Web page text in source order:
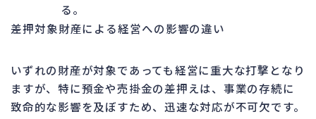
る。
差押対象財産による経営への影響の違い
いずれの財産が対象であっても経営に重大な打撃となり
ますが、特に預金や売掛金の差押えは、事業の存続に
致命的な影響を及ぼすため、迅速な対応が不可欠です。